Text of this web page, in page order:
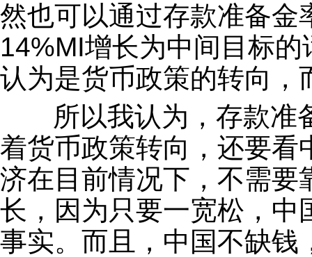
然也可以通过存款准备金
14%MI增长为中间目标
认为是货币政策的转向，
所以我认为，存款准
着货币政策转向，还要看
济在目前情况下，不需要
长，因为只要一宽松，中
事实。而且，中国不缺